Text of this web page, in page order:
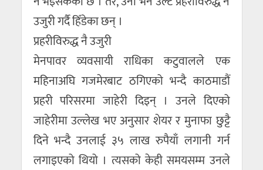
उजुरी गर्दै हिँडेका छन् ।
प्रहरीविरुद्ध नै उजुरी
मेनपावर व्यवसायी राधिका कटुवालले एक
महिनाअघि गजमेरबाट ठगिएको भन्दै काठमाडौं
प्रहरी परिसरमा जाहेरी दिइन् । उनले दिएको
जाहेरीमा उल्लेख भए अनुसार शेयर र मुनाफा छुट्टै
दिने भन्दै उनलाई ३५ लाख रुपैयाँ लगानी गर्न
लगाइएको थियो । त्यसको केही समयसम्म उनले